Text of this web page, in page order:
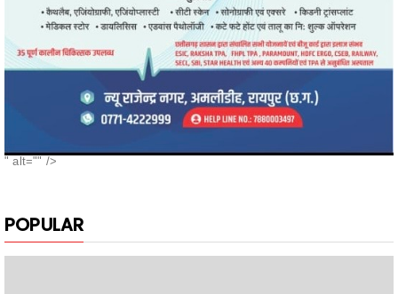
" alt="" />
POPULAR